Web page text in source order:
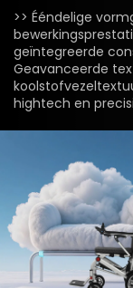
>> Ééndelige
geïntegreerde
Geavanceerde
hightech en